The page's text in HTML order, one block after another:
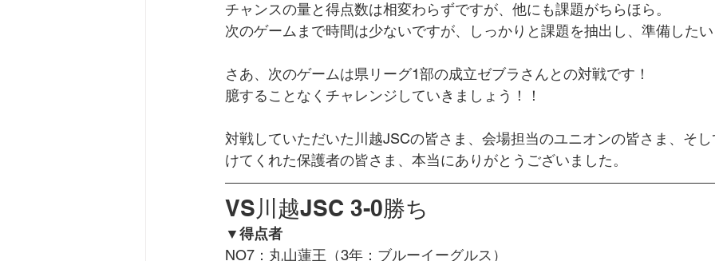
チャンスの量と得点数は相変わらずですが、他にも課題がちらほら。
次のゲームまで時間は少ないですが、しっかりと課題を抽出し、準備した
さあ、次のゲームは県リーグ1部の成立ゼブラさんとの対戦です！
臆することなくチャレンジしていきましょう！！
対戦していただいた川越JSCの皆さま、会場担当のユニオンの皆さま、そ
けてくれた保護者の皆さま、本当にありがとうございました。
VS川越JSC 3-0勝ち
▼得点者
NO7：丸山蓮王（3年：ブルーイーグルス）